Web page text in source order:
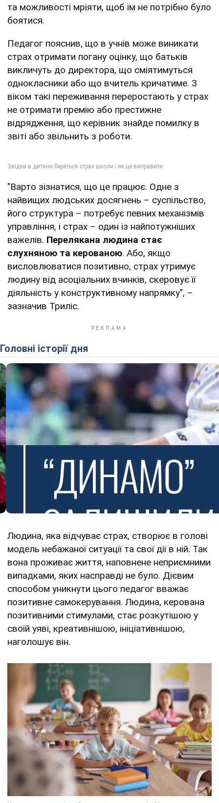
та можливості мріяти, щоб їм не потрібно було
боятися.
Педагог пояснив, що в учнів може виникати
страх отримати погану оцінку, що батьків
викличуть до директора, що сміятимуться
однокласники або що вчитель кричатиме. З
віком такі переживання переростають у страх
не отримати премію або престижне
відрядження, що керівник знайде помилку в
звіті або звільнить з роботи.
"Варто зізнатися, що це працює. Одне з
найвищих людських досягнень – суспільство,
його структура – потребує певних механізмів
управління, і страх – один із найпотужніших
важелів. Перелякана людина стає
слухняною та керованою. Або, якщо
висловлюватися позитивно, страх утримує
людину від асоціальних вчинків, скеровує її
діяльність у конструктивному напрямку", –
зазначив Триліс.
Головні історії дня
Людина, яка відчуває страх, створює в голові
модель небажаної ситуації та свої дії в ній. Так
вона проживає життя, наповнене неприємними
випадками, яких насправді не було. Дієвим
способом уникнути цього педагог вважає
позитивне самокерування. Людина, керована
позитивними стимулами, стає розкутішою у
своїй уяві, креативнішою, ініціативнішою,
наголошує він.